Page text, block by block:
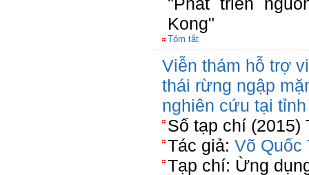
Kong"
Tóm tắt
Viễn thám hỗ trợ
thái rừng ngập
nghiên cứu tại
Số tạp chí (2015)
Tác giả: Võ Quốc
Tạp chí: Ừng